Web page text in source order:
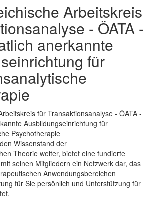
Arbeitskreis
- ÖATA -
anerkannte
für
für Transaktionsanalyse - ÖATA -
Ausbildungseinrichtung für
Psychotherapie
Wissenstand der
Theorie weiter, bietet eine fundierte
seinen Mitgliedern ein Netzwerk dar, das
Anwendungsbereichen
für Sie persönlich und Unterstützung für